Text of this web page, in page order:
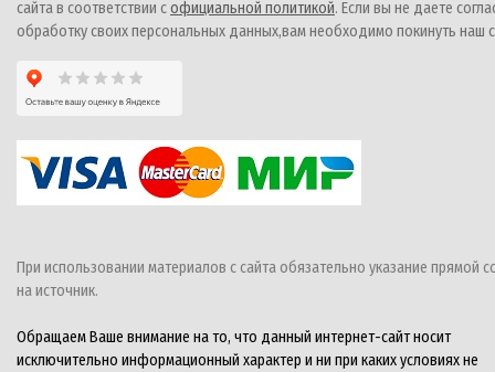
сайта в соответствии софициальной политикой. Если вы не даете
обработку своих персональных данных,вам необходимо покинуть наш
При использовании материалов с сайта обязательно указание прямой
на источник.
Обращаем Ваше внимание на то, что данный интернет-сайт носит
исключительно информационный характер и ни при каких условиях не